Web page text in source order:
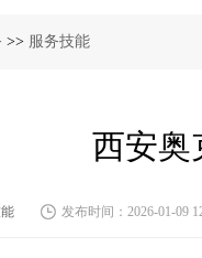
>> 服务技能
西安奥
发布时间：2026-01-09